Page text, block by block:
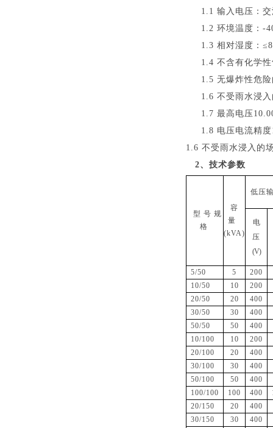
1.1 输入电压：
1.2 环境温度：-
1.3 相对湿度： ≤
1.4 不含有化学
1.5 无爆炸性危
1.6 不受雨水浸
1. 7 最高电压 10
1.8 电压电流精度
1.6 不受雨水浸入的
2、技术参数
型 号 规
格
容
量
(kVA)
低压
电
压
(V)
5/50 5
200
10/50
10
200
20/50
20
400
30/50
30
400
50/50
50
400
10/100
10
200
20/100
20
400
30/100
30
400
50/100
50
400
100/100
100 400
20/150
20
400
30/150
30
400